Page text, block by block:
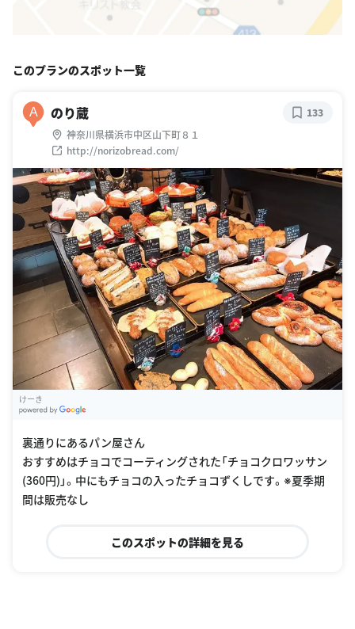
このプランのスポット一覧
A のり蔵
神奈川県横浜市中区山下町８１
http://norizobread.com/
133
けーき
裏通りにあるパン屋さん
おすすめはチョコでコーティングされた「チョコクロワッサン
(360円)」。中にもチョコの入ったチョコずくしです。※夏季期
間は販売なし
このスポットの詳細を見る